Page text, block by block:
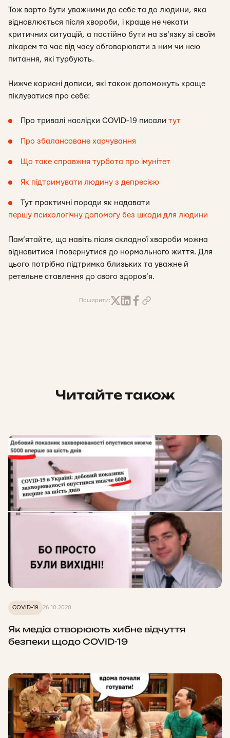
Тож варто бути уважними до себе та до людини, яка
відновлюється після хвороби, і краще не чекати
критичних ситуацій, а постійно бути на зв’язку зі своїм
лікарем та час від часу обговорювати з ним чи нею
питання, які турбують.
Нижче корисні дописи, які також допоможуть краще
піклуватися про себе:
Про тривалі наслідки COVID-19 писали тут
Про збалансоване харчування
Що таке справжня турбота про імунітет
Як підтримувати людину з депресією
Тут практичні поради як надавати
першу психологічну допомогу без шкоди для людини
Пам’ятайте, що навіть після складної хвороби можна
відновитися і повернутися до нормального життя. Для
цього потрібна підтримка близьких та уважне й
ретельне ставлення до свого здоров’я.
Поширити:
Читайте також
COVID-19 26.10.2020
Як медіа створюють хибне відчуття
безпеки щодо COVID-19